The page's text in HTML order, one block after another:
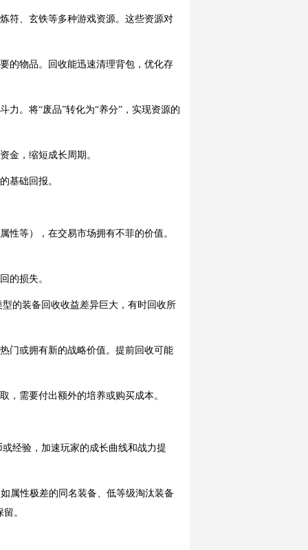
符、玄铁等多种游戏资源。这些资源对
的物品。回收能迅速清理背包，优化存
。将“废品”转化为“养分”，实现资源的
金，缩短成长周期。
基础回报。
性等），在交易市场拥有不菲的价值。
的损失。
的装备回收收益差异巨大，有时回收所
门或拥有新的战略价值。提前回收可能
，需要付出额外的培养或购买成本。
经验，加速玩家的成长曲线和战力提
属性极差的同名装备、低等级淘汰装备
。